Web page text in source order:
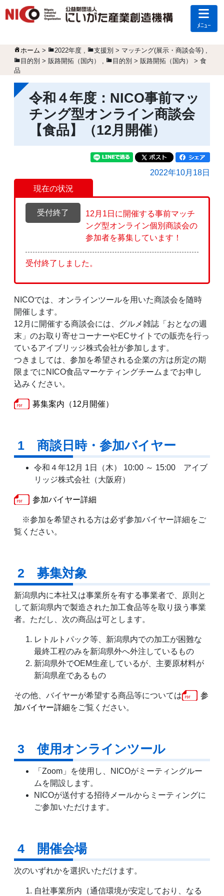
ﾒﾆｭｰ
ホーム > 2022年度 , 支援別 > マッチング(展示・商談会等) ,
目的別 > 販路開拓（国内）
,
目的別 > 販路開拓（国内） > 食
品
令和４年度：NICO事前マッ
チング型オンライン商談会
【食品】（12月開催）
2022年10月18日
現在の状況
受付終了
12月1日に開催する事前マッチ
ング型オンライン個別商談会の
参加者を募集しています！
受付終了しました。
NICOでは、オンラインツールを用いた商談会を随時
開催します。
12月に開催する商談会には、グルメ雑誌「おとなの週
末」のお取り寄せコーナーやECサイトでの販売を行っ
ているアイブリッジ株式会社が参加します。
つきましては、参加を希望される企業の方は所定の期
限までにNICO食品マーケティングチームまでお申し
込みください。
募集案内（12月開催）
1 商談日時・参加バイヤー
令和４年12月 1日（木） 10:00 ～ 15:00 アイブ
リッジ株式会社（大阪府）
参加バイヤー詳細
※参加を希望される方は必ず参加バイヤー詳細をご
覧ください。
2 募集対象
新潟県内に本社又は事業所を有する事業者で、原則と
して新潟県内で製造された加工食品等を取り扱う事業
者。ただし、次の商品は可とします。
レトルトパック等、新潟県内での加工が困難な
最終工程のみを新潟県外へ外注しているもの
新潟県外でOEM生産しているが、主要原材料が
新潟県産であるもの
その他、バイヤーが希望する商品等については
参
加バイヤー詳細をご覧ください。
3 使用オンラインツール
「Zoom」を使用し、NICOがミーティングルー
ムを開設します。
NICOが送付する招待メールからミーティングに
ご参加いただけます。
4 開催会場
次のいずれかを選択いただけます。
自社事業所内（通信環境が安定しており、なる